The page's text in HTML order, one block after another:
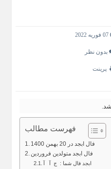
07 فوریه 2022
بدون نظر
پرینت
فهرست مطالب
فال ابجد در 20 بهمن 1400
فال ابجد متولدین فروردین
ابجد فال شما : ج آ ‌آ